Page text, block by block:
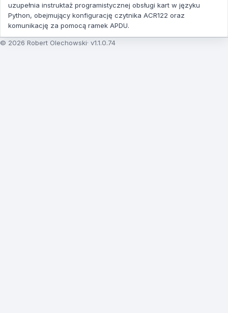
uzupełnia instruktaż programistycznej obsługi kart w języku
Python, obejmujący konfigurację czytnika ACR122 oraz
komunikację za pomocą ramek APDU.
© 2026 Robert Olechowski v1.1.0.74